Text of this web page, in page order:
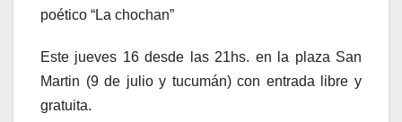
poético “La chochan”
Este jueves 16 desde las 21hs. en la plaza San
Martin (9 de julio y tucumán) con entrada libre y
gratuita.